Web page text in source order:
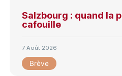
Salzbourg : quand la
cafouille
7 Août 2026
Brève